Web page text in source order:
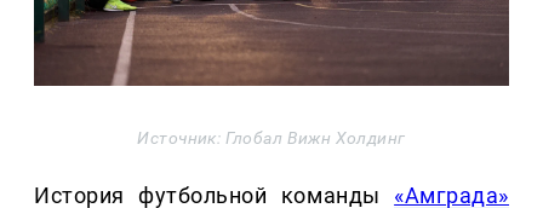
Источник: Глобал Вижн Холдинг
История футбольной команды «Амграда»